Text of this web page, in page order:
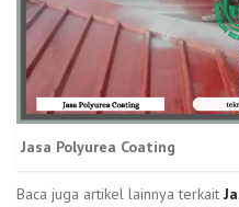
Jasa Polyurea Coating
Baca juga artikel lainnya terkait